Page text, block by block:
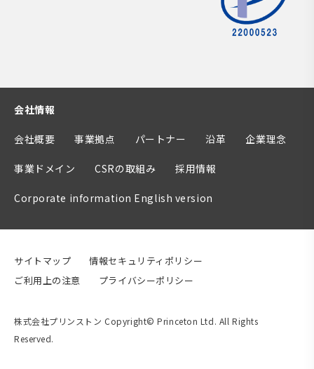
会社情報
会社概要 事業拠点 パートナー 沿革 企業理念
事業ドメイン CSRの取組み 採用情報
Corporate information English version
サイトマップ
情報セキュリティポリシー
ご利用上の注意
プライバシーポリシー
株式会社プリンストン Copyright© Princeton Ltd. All Rights
Reserved.